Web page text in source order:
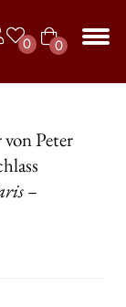
0
0
ike
Peter
–